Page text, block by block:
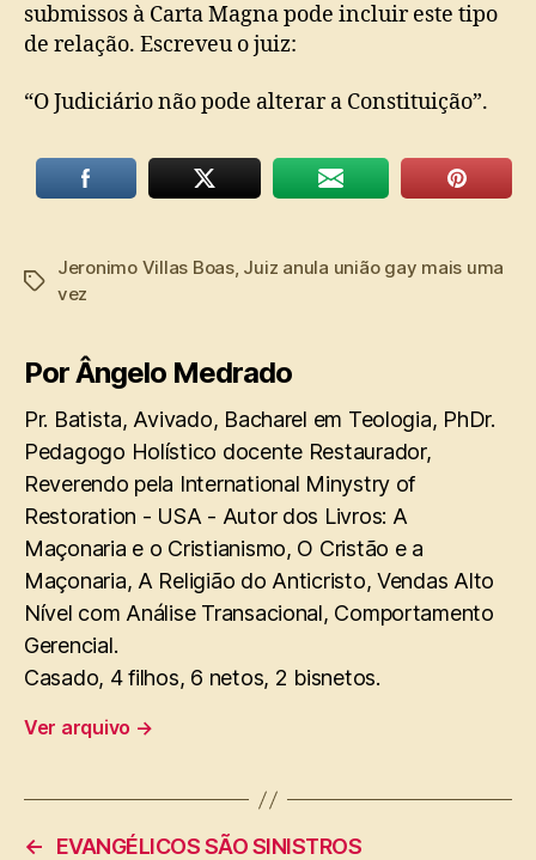
submissos à Carta Magna pode incluir este tipo
de relação. Escreveu o juiz:
“O Judiciário não pode alterar a Constituição”.
Tags
Jeronimo Villas Boas, Juiz anula união gay mais uma
vez
Por Ângelo Medrado
Pr. Batista, Avivado, Bacharel em Teologia, PhDr.
Pedagogo Holístico docente Restaurador,
Reverendo pela International Minystry of
Restoration - USA - Autor dos Livros: A
Maçonaria e o Cristianismo, O Cristão e a
Maçonaria, A Religião do Anticristo, Vendas Alto
Nível com Análise Transacional, Comportamento
Gerencial.
Casado, 4 filhos, 6 netos, 2 bisnetos.
Ver arquivo →
←
EVANGÉLICOS SÃO SINISTROS